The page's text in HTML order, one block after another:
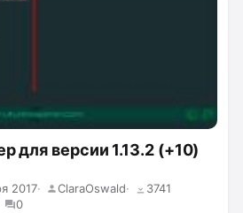
для версии 1.13.2 (+10)
2017 ClaraOswald
3741
0